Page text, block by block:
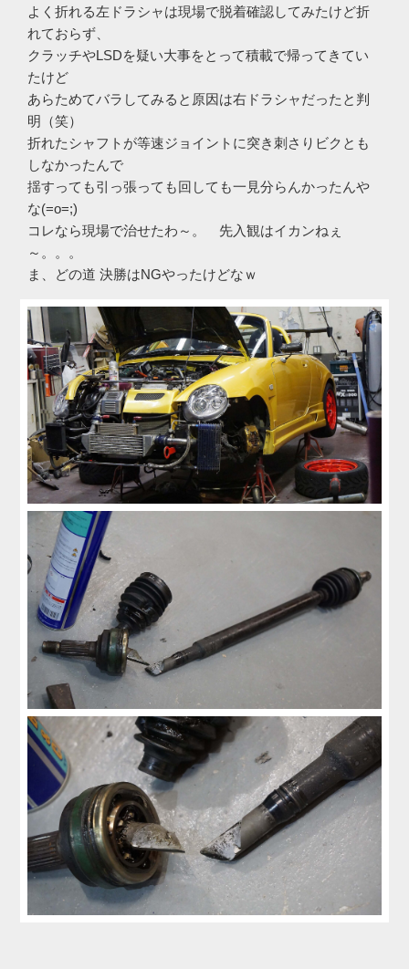
よく折れる左ドラシャは現場で脱着確認してみたけど折
れておらず、
クラッチやLSDを疑い大事をとって積載で帰ってきてい
たけど
あらためてバラしてみると原因は右ドラシャだったと判
明（笑）
折れたシャフトが等速ジョイントに突き刺さりビクとも
しなかったんで
揺すっても引っ張っても回しても一見分らんかったんや
な(=o=;)
コレなら現場で治せたわ～。 先入観はイカンねぇ
～。。。
ま、どの道 決勝はNGやったけどなｗ